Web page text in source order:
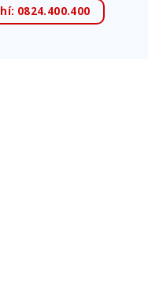
0824.400.400